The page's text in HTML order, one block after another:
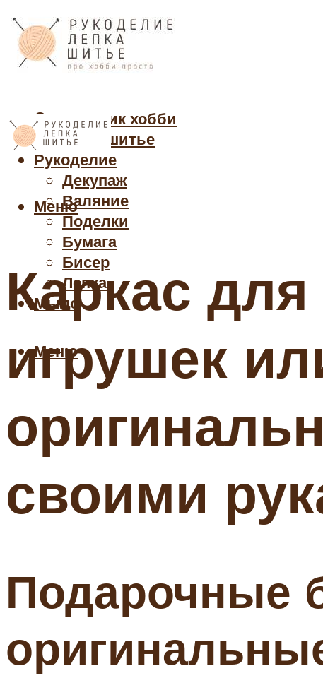
Cправочник хобби
Кройка и шитье
Рукоделие
Декупаж
Валяние
Поделки
Бумага
Бисер
Лепка
Мыло
Меню
Меню
Каркас для
игрушек
своими
Подарочные